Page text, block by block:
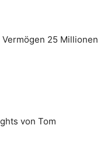
25 Millionen
von Tom